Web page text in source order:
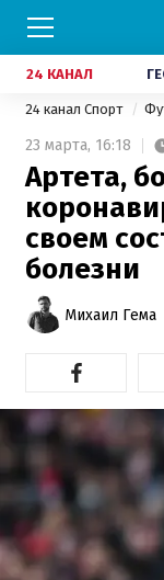
24 КАНАЛ
24 канал Спорт
23 марта, 16:18
Артета,
своем
болезни
Михаил Гема